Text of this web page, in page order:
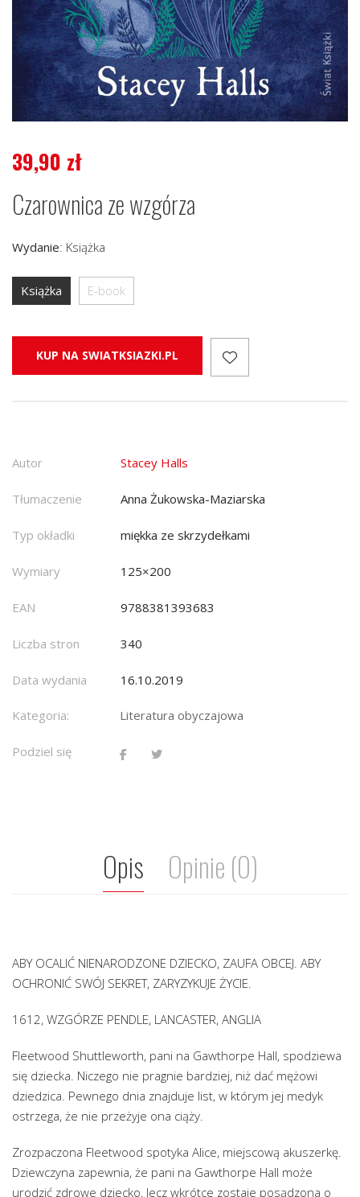
39,90 zł
Czarownica ze wzgórza
Wydanie: Książka
Książka E-book
KUP NA SWIATKSIAZKI.PL
Autor Stacey Halls
Tłumaczenie Anna Żukowska-Maziarska
Typ okładki miękka ze skrzydełkami
Wymiary 125×200
EAN 9788381393683
Liczba stron 340
Data wydania 16.10.2019
Kategoria: Literatura obyczajowa
Podziel się
Opis Opinie (0)
ABY OCALIĆ NIENARODZONE DZIECKO, ZAUFA OBCEJ. ABY
OCHRONIĆ SWÓJ SEKRET, ZARYZYKUJE ŻYCIE.
1612, WZGÓRZE PENDLE, LANCASTER, ANGLIA
Fleetwood Shuttleworth, pani na Gawthorpe Hall, spodziewa
się dziecka. Niczego nie pragnie bardziej, niż dać mężowi
dziedzica. Pewnego dnia znajduje list, w którym jej medyk
ostrzega, że nie przeżyje ona ciąży.
Zrozpaczona Fleetwood spotyka Alice, miejscową akuszerkę.
Dziewczyna zapewnia, że pani na Gawthorpe Hall może
urodzić zdrowe dziecko, lecz wkrótce zostaje posądzona o